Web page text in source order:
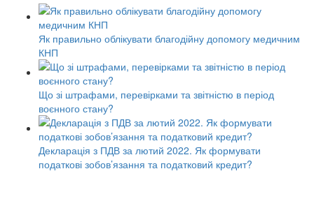
Як правильно облікувати благодійну допомогу медичним
КНП
Що зі штрафами, перевірками та звітністю в період
воєнного стану?
Декларація з ПДВ за лютий 2022. Як формувати
податкові зобов’язання та податковий кредит?